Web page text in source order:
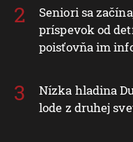
Seniori sa
príspevok od
poisťovňa im
Nízka hladina
lode z druhej